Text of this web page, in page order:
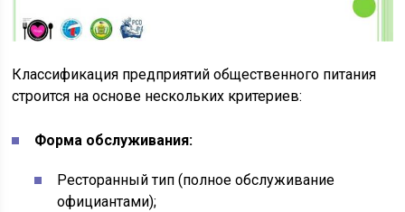
Классификация предприятий общественного питания
строится на основе нескольких критериев:
Форма обслуживания:
Ресторанный тип (полное обслуживание
официантами);